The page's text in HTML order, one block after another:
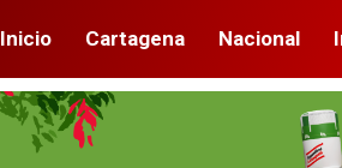
Inicio Cartagena Nacional